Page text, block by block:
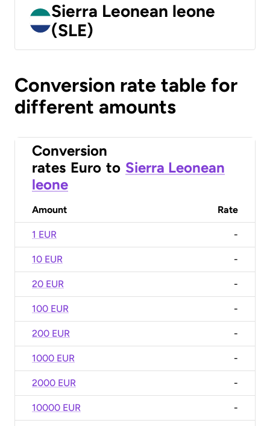
Sierra Leonean leone
(SLE)
Conversion rate table for
different amounts
Conversion
rates Euro to Sierra Leonean
leone
Amount Rate
1 EUR -
10 EUR -
20 EUR -
100 EUR -
200 EUR -
1000 EUR -
2000 EUR -
10000 EUR -